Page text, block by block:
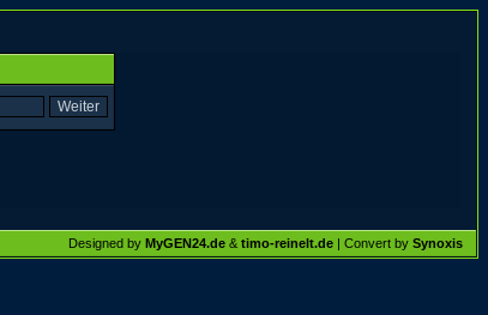
Designed by MyGEN24.de & timo-reinelt.de | Convert by Synoxis